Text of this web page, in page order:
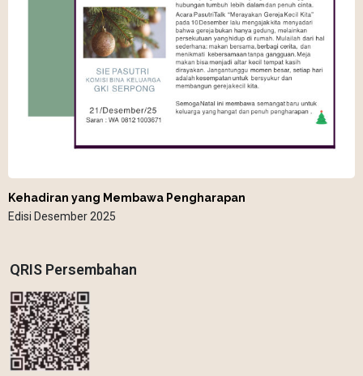
Kehadiran yang Membawa Pengharapan
Edisi Desember 2025
QRIS Persembahan